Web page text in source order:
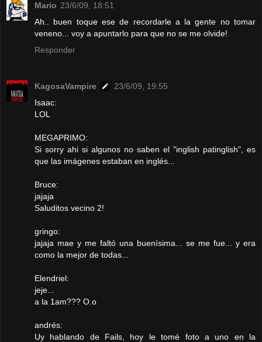
Mario 23/6/09, 18:51
Ah.. buen toque ese de recordarle a la gente no tomar
veneno... voy a apuntarlo para que no se me olvide!
Responder
KagosaVampire
23/6/09, 19:55
Isaac:
LOL
MEGAPRIMO:
Si sorry ahi si algunos no saben el "inglish patinglish", es
que las imágenes estaban en inglés...
Bruce:
jajaja
Saluditos vecino 2!
gringo:
jajaja mae y me faltó una buenísima... se me fue... y era
como la mejor de todas...
Elendriel:
jeje...
a la 1am??? O.o
andrés:
Uy hablando de Fails, hoy le tomé foto a uno en la